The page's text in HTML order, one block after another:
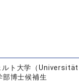
ルト大学（
部博士候補生